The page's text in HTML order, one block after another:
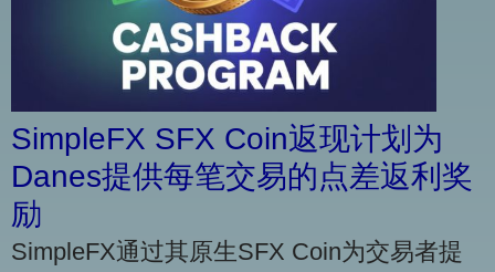
SimpleFX SFX Coin返现计划为
Danes提供每笔交易的点差返利奖
励
SimpleFX通过其原生SFX Coin为交易者提